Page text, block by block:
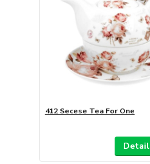
412 Secese Tea For One
Detail